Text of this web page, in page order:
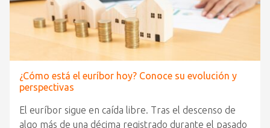
¿Cómo está el euríbor hoy? Conoce su evolución y
perspectivas
El euríbor sigue en caída libre. Tras el descenso de
algo más de una décima registrado durante el pasado